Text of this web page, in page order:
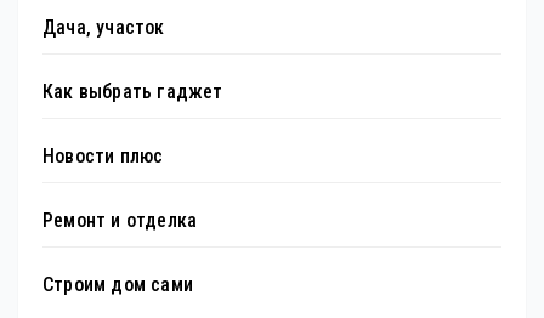
Дача, участок
Как выбрать гаджет
Новости плюс
Ремонт и отделка
Строим дом сами